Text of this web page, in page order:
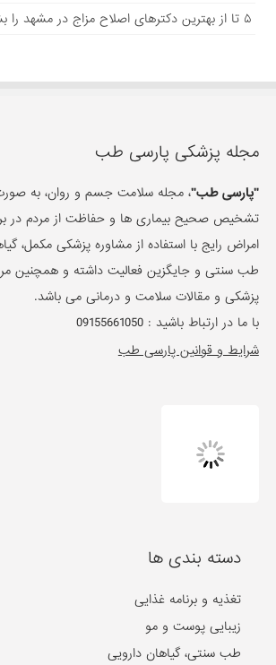
۵ تا از بهترین دکتر‌های اصلاح مزاج در مشهد را بشناسید!
مجله پزشکی پارسی طب
"پارسی طب"، مجله سلامت جسم و روان، به
تشخیص صحیح بیماری ها و حفاظت از مردم در
امراض رایج با استفاده از مشاوره پزشکی مکمل،
طب سنتی و جایگزین فعالیت داشته و همچنین
پزشکی و مقالات سلامت و درمانی می باشد.
با ما در ارتباط باشید :09155661050
شرایط و قوانین پارسی طب
دسته بندی ها
تغذیه و برنامه غذایی
زیبایی پوست و مو
طب سنتی، گیاهان دارویی